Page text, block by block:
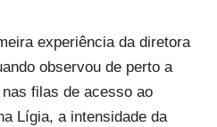
experiência da diretora
observou de perto a
filas de acesso ao
Lígia, a intensidade da